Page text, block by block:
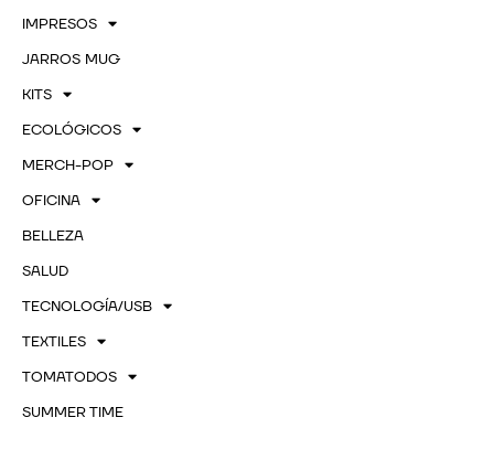
IMPRESOS
JARROS MUG
KITS
ECOLÓGICOS
MERCH-POP
OFICINA
BELLEZA
SALUD
TECNOLOGÍA/USB
TEXTILES
TOMATODOS
SUMMER TIME